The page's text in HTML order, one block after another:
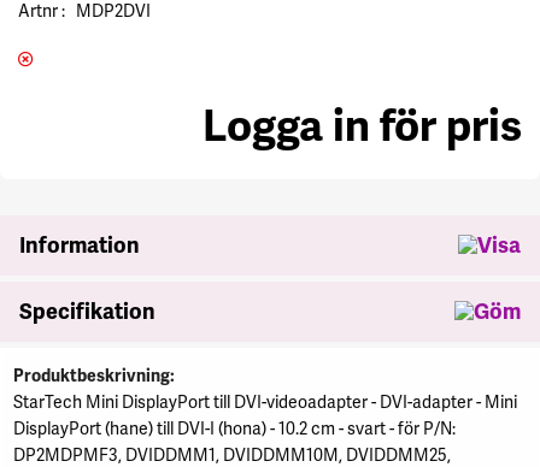
Artnr
MDP2DVI
Logga in för pris
Information
Specifikation
Produktbeskrivning
StarTech Mini DisplayPort till DVI-videoadapter - DVI-adapter - Mini
DisplayPort (hane) till DVI-I (hona) - 10.2 cm - svart - för P/N:
DP2MDPMF3, DVIDDMM1, DVIDDMM10M, DVIDDMM25,